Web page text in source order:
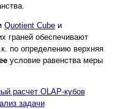
Quotient Cube и
граней обеспечивают
по определению верхняя
условие равенства меры
расчет OLAP-кубов
задачи